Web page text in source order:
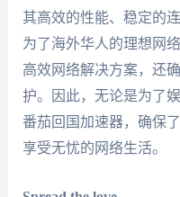
其高效的性能、稳定的
为了海外华人的理想网
高效网络解决方案，还
护。因此，无论是为了
番茄回国加速器，确保
享受无忧的网络生活。